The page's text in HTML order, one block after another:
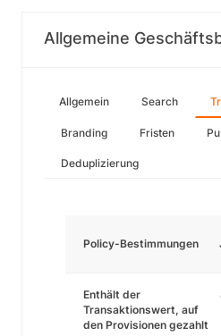
Allgemeine
Allgemein Search
Branding Fristen
Deduplizierung
Policy-Bestimmungen
Enthält der
Transaktionswert, auf
den Provisionen gezahlt